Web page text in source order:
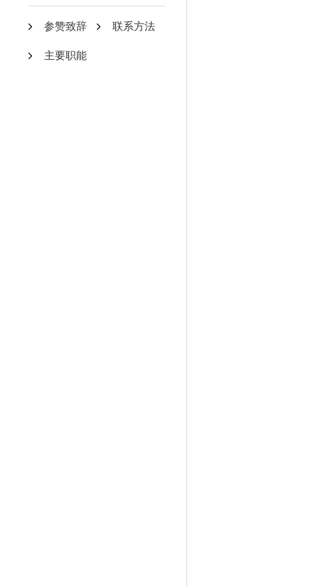
参赞致辞 联系方法
主要职能